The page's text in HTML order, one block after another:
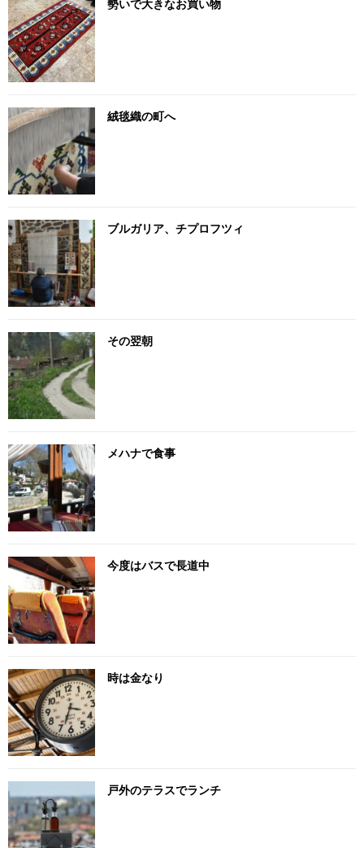
勢いで大きなお買い物
絨毯織の町へ
ブルガリア、チプロフツィ
その翌朝
メハナで食事
今度はバスで長道中
時は金なり
戸外のテラスでランチ